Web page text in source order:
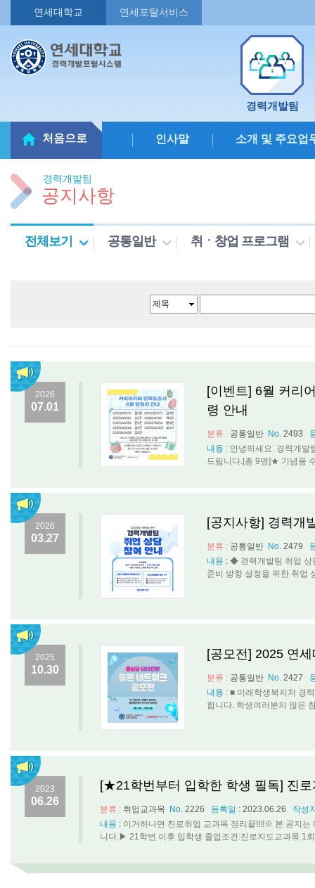
연세대학교 연세포탈서비스
경력개발팀
처음으로 인사말 소개 및 주요업
경력개발팀
공지사항
전체보기 공통일반 취ㆍ창업 프로그램
2026
07.01
[이벤트] 6월 커리
령 안내
분류 : 공통일반 No. 2493
내용 : 안녕하세요. 경력개발
드립니다.[총 9명]★ 기념품
2026
03.27
[공지사항] 경력개
분류 : 공통일반 No. 2479
내용 : ◆ 경력개발팀 취업 상
준비 방향 설정을 위한 취업
2025
10.30
[공모전] 2025 연
분류 : 공통일반 No. 2427
내용 : ■ 미래학생복지처 경
합니다. 학생여러분의 많은
2023
06.26
[★21학번부터 입학한 학생 필독] 진
분류 : 취업교과목 No. 2226 등록일 : 2023.06.26
작성
내용 : 이거하나면 진로취업 교과목 정리끝!!!!※ 본 공지
니다.▶ 21학번 이후 입학생 졸업조건:진로지도교과목 1